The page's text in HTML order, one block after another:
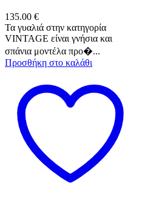
135.00 €
Τα γυαλιά στην κατηγορία
VINTAGE είναι γνήσια και
σπάνια μοντέλα προ�...
Προσθήκη στο καλάθι